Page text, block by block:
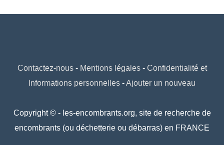
Contactez-nous- Mentions légales- Confidentialité et
Informations personnelles -Ajouter un nouveau
Copyright © - les-encombrants.org, site de recherche de
encombrants (ou déchetterie ou débarras) en FRANCE